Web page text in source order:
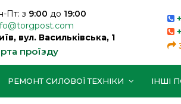
Пт: з 9:00 до 19:00
вул. Васильківська, 1
проїзду
РЕМОНТ СИЛОВОЇ ТЕХНІКИ ІНШІ